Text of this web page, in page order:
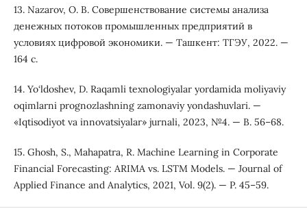
13. Nazarov, O. B. Совершенствование системы анализа
денежных потоков промышленных предприятий в
условиях цифровой экономики. — Ташкент: ТГЭУ, 2022. —
164 с.
14. Yo‘ldoshev, D. Raqamli texnologiyalar yordamida moliyaviy
oqimlarni prognozlashning zamonaviy yondashuvlari. —
«Iqtisodiyot va innovatsiyalar» jurnali, 2023, №4. — B. 56–68.
15. Ghosh, S., Mahapatra, R. Machine Learning in Corporate
Financial Forecasting: ARIMA vs. LSTM Models. — Journal of
Applied Finance and Analytics, 2021, Vol. 9(2). — P. 45–59.